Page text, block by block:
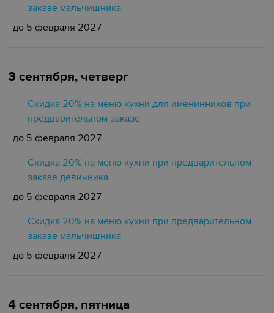
заказе мальчишника
до 5 февраля 2027
3 сентября, четверг
Скидка 20% на меню кухни для именинников при
предварительном заказе
до 5 февраля 2027
Скидка 20% на меню кухни при предварительном
заказе девичника
до 5 февраля 2027
Скидка 20% на меню кухни при предварительном
заказе мальчишника
до 5 февраля 2027
4 сентября, пятница